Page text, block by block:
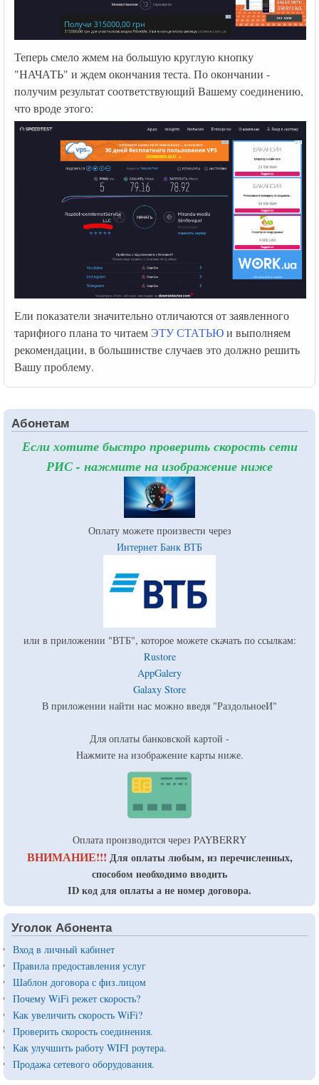
Теперь смело жмем на большую круглую кнопку
"НАЧАТЬ" и ждем окончания теста. По окончании -
получим результат соответствующий Вашему соединению,
что вроде этого:
Ели показатели значительно отличаются от заявленного
тарифного плана то читаем ЭТУ СТАТЬЮи выполняем
рекомендации, в большинстве случаев это должно решить
Вашу проблему.
Абонетам
Если хотите быстро проверить скорость сети
РИС - нажмите на изображение ниже
Оплату можете произвести через
Интернет Банк ВТБ
или в приложении "ВТБ", которое можете скачать по ссылкам:
Rustore
AppGalery
Galaxy Store
В приложении найти нас можно введя "РаздольноеИ"
Для оплаты банковской картой -
Нажмите на изображение карты ниже.
Оплата производится через PAYBERRY
ВНИМАНИЕ!!! Для оплаты любым, из перечисленных,
способом необходимо вводить
ID код для оплаты а не номер договора.
Уголок Абонента
Вход в личный кабинет
Правила предоставления услуг
Шаблон договора с физ.лицом
Почему WiFi режет скорость?
Как увеличить скорость WiFi?
Проверить скорость соединения.
Как улучшить работу WIFI роутера.
Продажа сетевого оборудования.